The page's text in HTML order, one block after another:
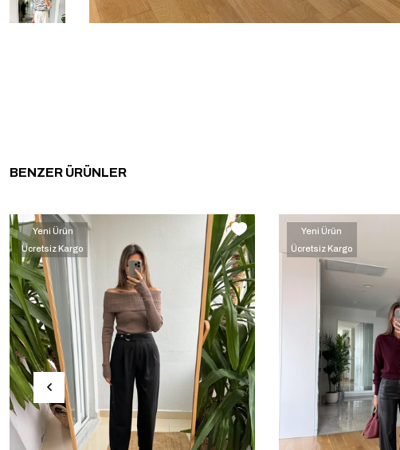
BENZER ÜRÜNLER
‹
Yeni Ürün
Ücretsiz Kargo
Yeni Ürün
Ücretsiz Kargo